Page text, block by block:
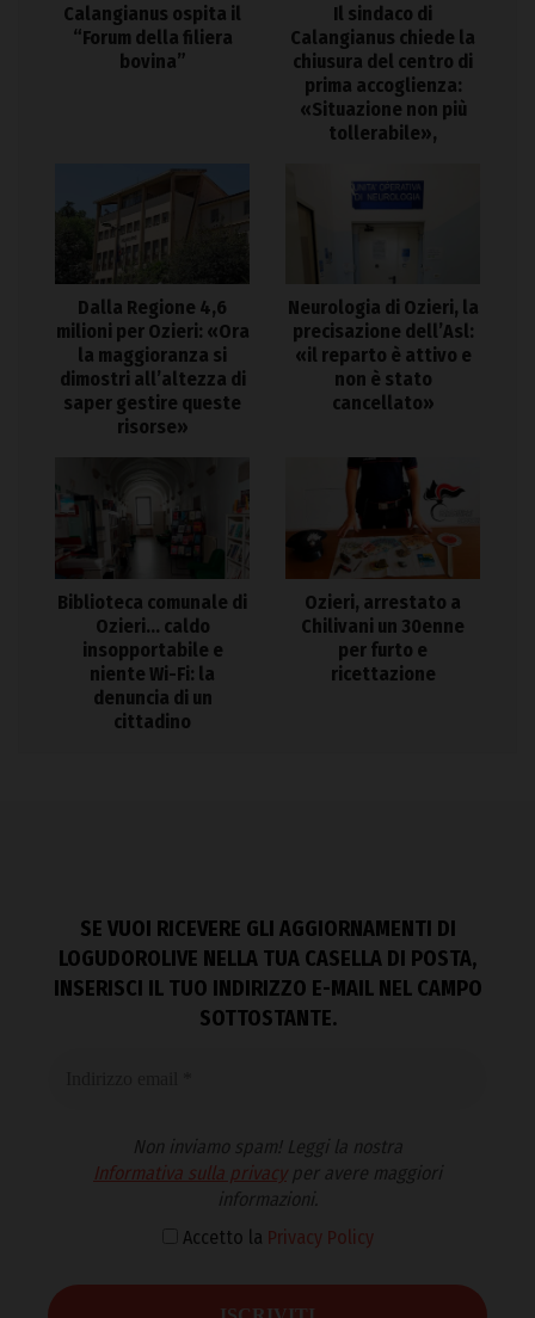
Calangianus ospita il
“Forum della filiera
bovina”
Il sindaco di
Calangianus chiede la
chiusura del centro di
prima accoglienza:
«Situazione non più
tollerabile»,
Dalla Regione 4,6
milioni per Ozieri: «Ora
la maggioranza si
dimostri all’altezza di
saper gestire queste
risorse»
Neurologia di Ozieri, la
precisazione dell’Asl:
«il reparto è attivo e
non è stato
cancellato»
Biblioteca comunale di
Ozieri… caldo
insopportabile e
niente Wi-Fi: la
denuncia di un
cittadino
Ozieri, arrestato a
Chilivani un 30enne
per furto e
ricettazione
SE VUOI RICEVERE GLI AGGIORNAMENTI DI
LOGUDOROLIVE NELLA TUA CASELLA DI POSTA,
INSERISCI IL TUO INDIRIZZO E-MAIL NEL CAMPO
SOTTOSTANTE.
Non inviamo spam! Leggi la nostra
Informativa sulla privacyper avere maggiori
informazioni.
Accetto la Privacy Policy